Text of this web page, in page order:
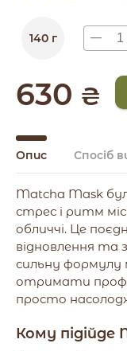
140 г
630 ₴
Опис Спосіб
Matcha Mask
стрес і ритм
обличчі. Це
відновлення та
сильну
отримати
просто
Кому підійде